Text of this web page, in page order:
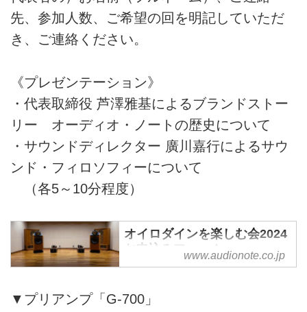
先、参加人数、ご希望の回を明記していただ
き、ご連絡ください。
《プレゼンテーション》
・代表取締役 芦澤雅基によるブランドストー
リー オーディオ・ノートの歴史について
・サウンドディレクター 廣川嘉行によるサウ
ンド・フィロソフィーについて
（各5～10分程度）
オイロダインを楽しむ会2024
お申込みフォーム
「オーディオ・ノート特別試聴会
に開催いたします。
www.audionote.co.jp
▼プリアンプ「G-700」